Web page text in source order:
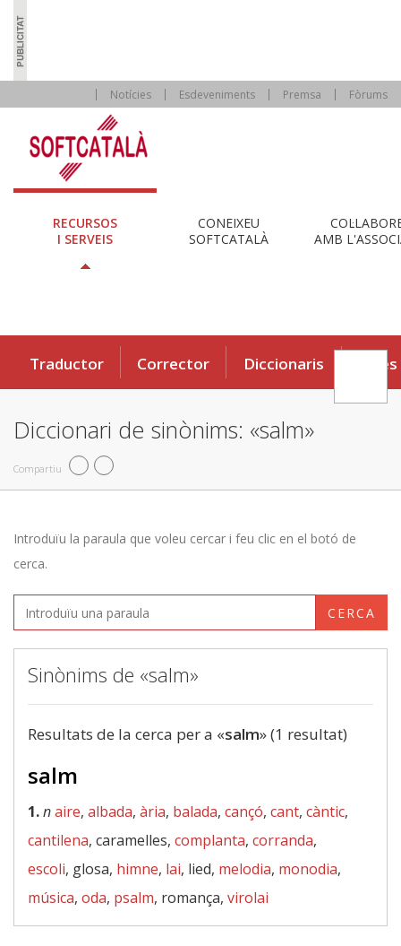
Notícies Esdeveniments Premsa Fòrums
RECURSOS
I SERVEIS
CONEIXEU
SOFTCATALÀ
AMB
Traductor Corrector Diccionaris Eines
Diccionari de sinònims: «salm»
Compartiu
Introduïu la paraula que voleu cercar i feu clic en el botó de
cerca.
CERCA
Sinònims de «salm»
Resultats de la cerca per a «salm» (1 resultat)
salm
1.naire, albada, ària, balada, cançó, cant, càntic,
cantilena, caramelles, complanta, corranda,
escoli, glosa, himne, lai, lied, melodia, monodia,
música, oda, psalm, romança, virolai